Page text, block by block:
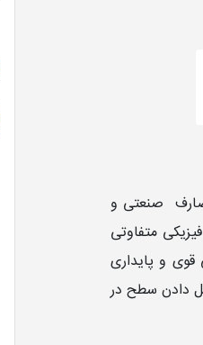
صنعتی و
متفاوتی
قوی و پایداری
دادن سطح در